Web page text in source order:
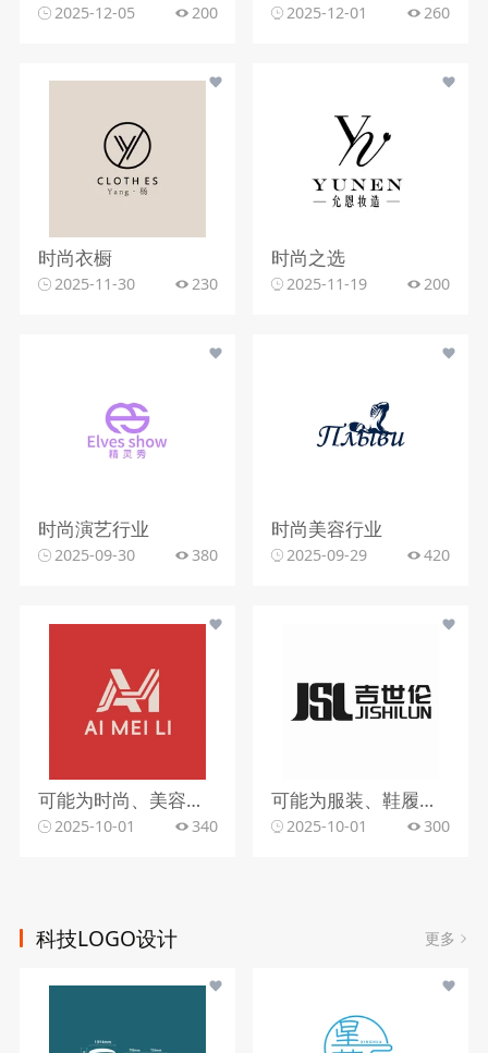
2025-12-05 200 2025-12-01 260
时尚衣橱
2025-11-30 230
时尚之选
2025-11-19 200
时尚演艺行业
2025-09-30 380
时尚美容行业
2025-09-29 420
可能为时尚、美容等行业
2025-10-01 340
可能为服装、鞋履等时尚行业
2025-10-01 300
科技LOGO设计 更多